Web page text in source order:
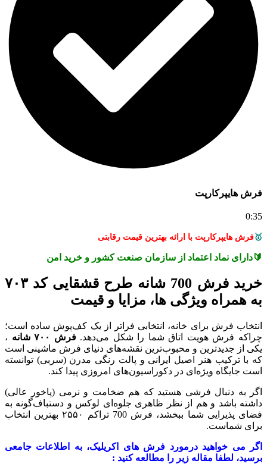
فرش هایپرکارپت
0:35
🥇فرش هایپرکارپت با ارائه بهترین قیمت رقابتی
🔰دارای نماد اعتماد از سازمان صنعت کشور و خرید امن
خرید فرش 700 شانه طرح قشقایی کد ۷۰۳
به همراه ویژگی ها، مزایا و قیمت
انتخاب فرش برای خانه، انتخابی فراتر از یک کف‌پوش ساده است؛
چراکه فرش هویت اتاق شما را شکل می‌دهد.فرش ۷۰۰شانه ،
یکی از جدیدترین و محبوب‌ترین نقشه‌های دنیای فرش ماشینی است
که با ترکیب هنر اصیل ایرانی و پالت رنگی مدرن (سربی) توانسته
است جایگاه ویژه‌ای در دکوراسیون‌های امروزی پیدا کند.
اگر به دنبال فرشی هستید که هم ضخامت و نرمی (پاخور عالی)
داشته باشد و هم از نظر ظاهری جلوه‌ای لوکس و دستباف‌گونه به
فضای پذیرایی شما ببخشد، فرش 700 تراکم ۲۵۵۰ بهترین انتخاب
برای شماست.
اگر می خواهید درمورد فرش های اکریلیک، به اطلاعات جامعی
برسید، لطفا مقاله زیر را مطالعه کنید :